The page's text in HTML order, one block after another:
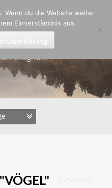
Fotografie
Wenn du die Website weiter
Einverständnis aus.